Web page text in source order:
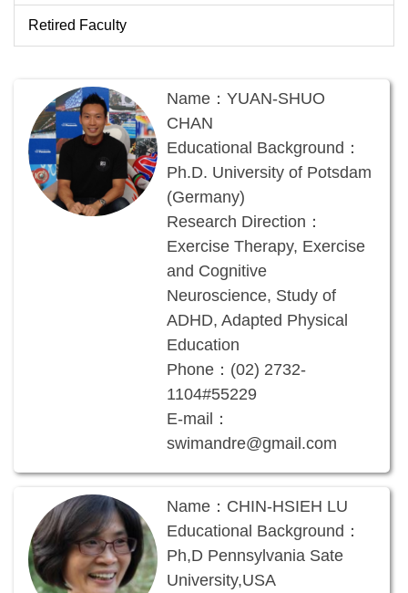
Retired Faculty
Name：YUAN-SHUO
CHAN
Educational Background：
Ph.D. University of Potsdam
(Germany)
Research Direction：
Exercise Therapy, Exercise
and Cognitive
Neuroscience, Study of
ADHD, Adapted Physical
Education
Phone： (02) 2732-
1104#55229
E-mail：
swimandre@gmail.com
Name：CHIN-HSIEH LU
Educational Background：
Ph,D Pennsylvania Sate
University,USA